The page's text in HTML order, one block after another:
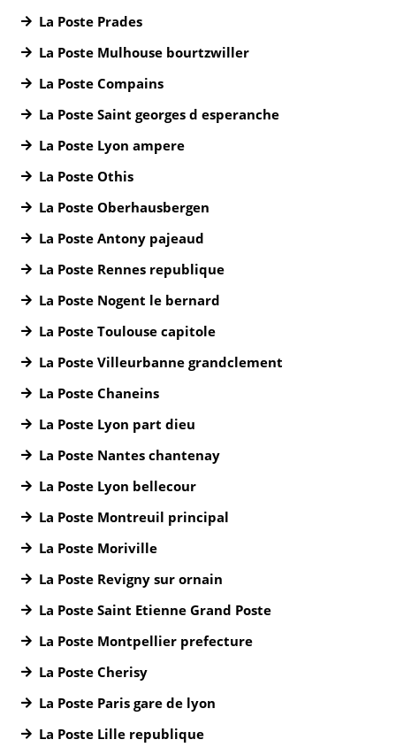
La Poste Prades
La Poste Mulhouse bourtzwiller
La Poste Compains
La Poste Saint georges d esperanche
La Poste Lyon ampere
La Poste Othis
La Poste Oberhausbergen
La Poste Antony pajeaud
La Poste Rennes republique
La Poste Nogent le bernard
La Poste Toulouse capitole
La Poste Villeurbanne grandclement
La Poste Chaneins
La Poste Lyon part dieu
La Poste Nantes chantenay
La Poste Lyon bellecour
La Poste Montreuil principal
La Poste Moriville
La Poste Revigny sur ornain
La Poste Saint Etienne Grand Poste
La Poste Montpellier prefecture
La Poste Cherisy
La Poste Paris gare de lyon
La Poste Lille republique